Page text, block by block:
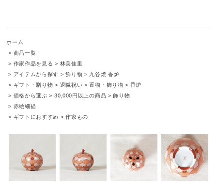
ホーム
> 商品一覧
> 作家作品を見る > 林美佳里
> アイテムから探す >飾り物 > 九谷焼 香炉
> ギフト・贈り物 > 退職祝い >置物・飾り物 > 香炉
> 価格から選ぶ > 30,000円以上の商品 >飾り物
> 赤絵細描
> ギフトにおすすめ >作家もの